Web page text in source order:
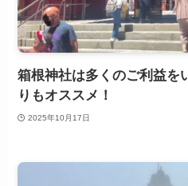
箱根神社は多くのご利益を
りもオススメ！
2025年10月17日